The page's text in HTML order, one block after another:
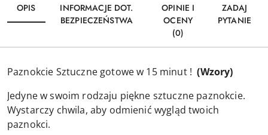
OPIS
INFORMACJE DOT.
BEZPIECZEŃSTWA
OPINIE I
OCENY
(0)
ZADAJ
PYTANIE
Paznokcie Sztuczne gotowe w 15 minut ! (Wzory)
Jedyne w swoim rodzaju piękne sztuczne paznokcie.
Wystarczy chwila, aby odmienić wygląd twoich
paznokci.